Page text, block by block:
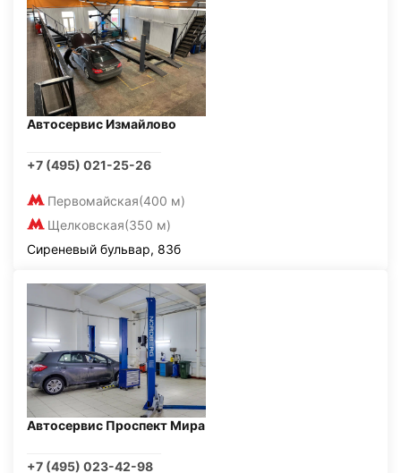
Автосервис Измайлово
+7 (495) 021-25-26
Первомайская(400 м)
Щелковская(350 м)
Сиреневый бульвар, 83б
Автосервис Проспект Мира
+7 (495) 023-42-98